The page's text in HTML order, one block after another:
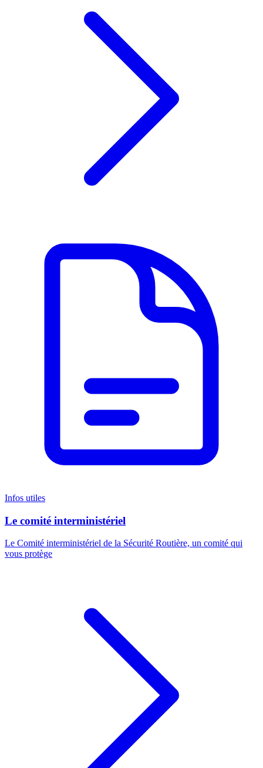
Infos utiles
Le comité interministériel
Le Comité interministériel de la Sécurité Routière, un comité qui
vous protège